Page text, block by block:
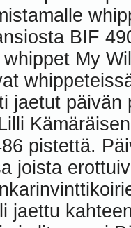
BIF
My
jaetut
pistettä.
joista
jaettu